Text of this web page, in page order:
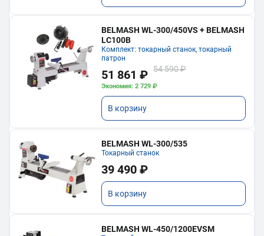
BELMASH WL-300/450VS + BELMASH
LC100B
Комплект: токарный станок, токарный
патрон
51 861 ₽ 54 590 ₽
Экономия: 2 729 ₽
В корзину
BELMASH WL-300/535
Токарный станок
39 490 ₽
В корзину
BELMASH WL-450/1200EVSM